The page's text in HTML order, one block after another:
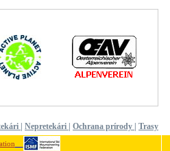
Nepretekári Ochrana prírody Trasy